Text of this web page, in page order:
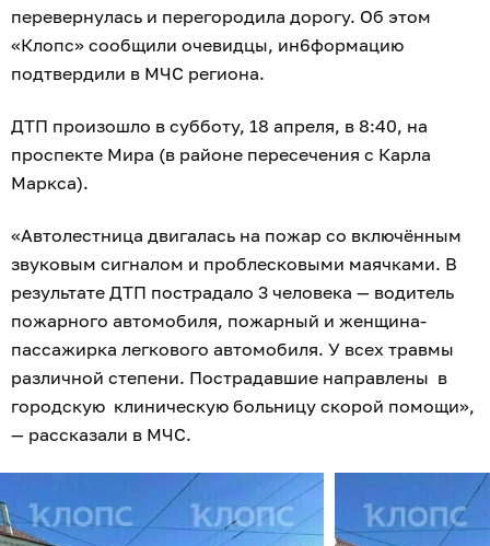
перевернулась и перегородила дорогу. Об этом
«Клопс» сообщили очевидцы, ин6формацию
подтвердили в МЧС региона.
ДТП произошло в субботу, 18 апреля, в 8:40, на
проспекте Мира (в районе пересечения с Карла
Маркса).
«Автолестница двигалась на пожар со включённым
звуковым сигналом и проблесковыми маячками. В
результате ДТП пострадало 3 человека — водитель
пожарного автомобиля, пожарный и женщина-
пассажирка легкового автомобиля. У всех травмы
различной степени. Пострадавшие направлены в
городскую клиническую больницу скорой помощи»,
— рассказали в МЧС.